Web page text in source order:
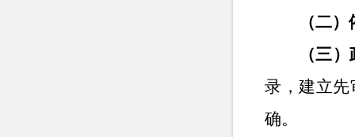
（二
（三
录，建立
确。